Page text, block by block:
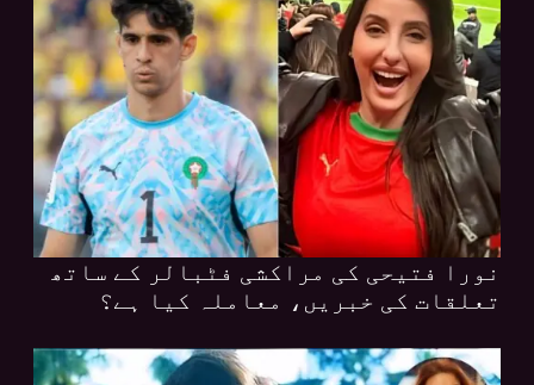
نورا فتیحی کی مراکشی فٹبالر کے ساتھ
تعلقات کی خبریں، معاملہ کیا ہے؟